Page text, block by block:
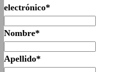
electrónico*
Nombre*
Apellido*